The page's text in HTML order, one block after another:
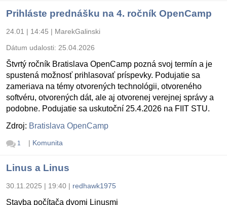
Prihláste prednášku na 4. ročník OpenCamp
24.01 | 14:45 | MarekGalinski
Dátum udalosti: 25.04.2026
Štvrtý ročník Bratislava OpenCamp pozná svoj termín a je
spustená možnosť prihlasovať príspevky. Podujatie sa
zameriava na témy otvorených technológii, otvoreného
softvéru, otvorených dát, ale aj otvorenej verejnej správy a
podobne. Podujatie sa uskutoční 25.4.2026 na FIIT STU.
Zdroj: Bratislava OpenCamp
1 | Komunita
Linus a Linus
30.11.2025 | 19:40 | redhawk1975
Stavba počítača dvomi Linusmi